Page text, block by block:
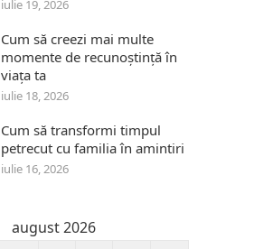
iulie 19, 2026
Cum să creezi mai multe
momente de recunoștință în
viața ta
iulie 18, 2026
Cum să transformi timpul
petrecut cu familia în amintiri
iulie 16, 2026
august 2026